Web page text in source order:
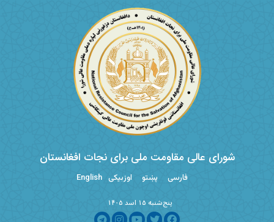
شورای عالی مقاومت ملی برای نجات افغانستان
فارسی پښتو اوزبیکی English
پنج‌شنبه ۱۵ اسد ۱۴۰۵